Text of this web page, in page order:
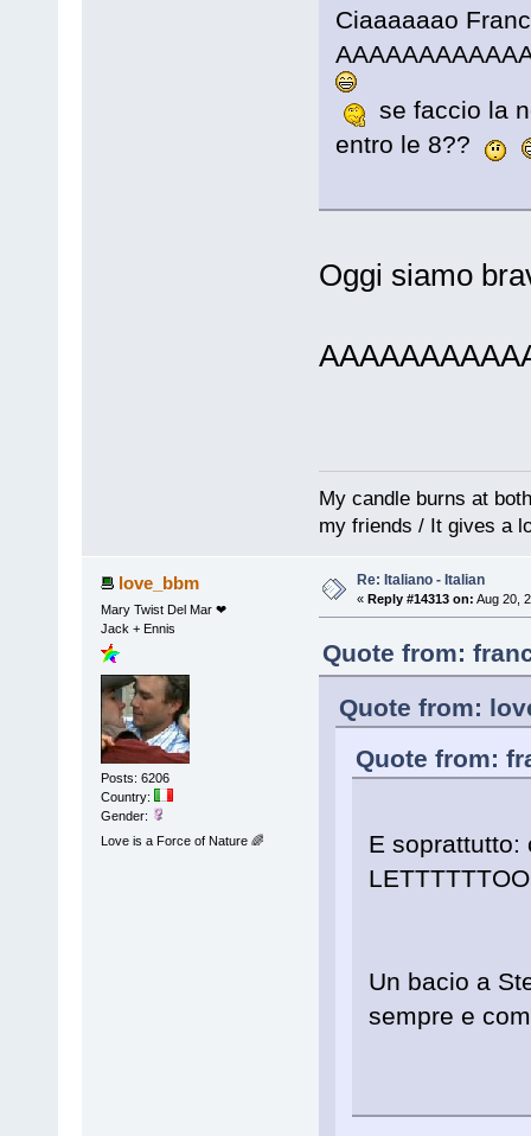
Ciaaaaaao
se faccio la
entro le 8??
Oggi siamo
My candle burns at
my friends / It gives a
love_bbm
Mary Twist Del Mar ❤
Jack + Ennis
Posts: 6206
Country:
Gender:
Love is a Force of Nature 🌈
Re: Italiano - Italian
« Reply #14313 on: Aug 20,
Quote from:
Quote from:
Quote from:
E soprattutto:
Un bacio a
sempre e